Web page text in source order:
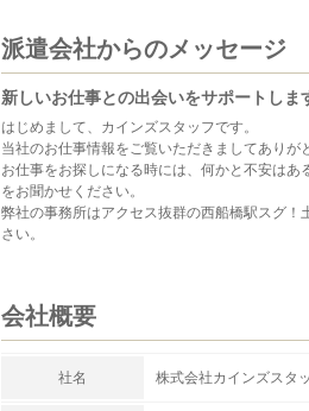
派遣会社からのメッセージ
新しいお仕事との出会いをサポートし
はじめまして、カインズスタッフです。
当社のお仕事情報をご覧いただきましてありが
お仕事をお探しになる時には、何かと不安は
をお聞かせください。
弊社の事務所はアクセス抜群の西船橋駅スグ
さい。
会社概要
社名 株式会社カインズスタ